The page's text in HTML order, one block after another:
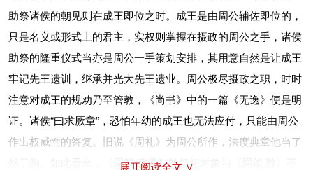
参考资料：
1、王秀梅译注．诗经（下）：雅颂．北京：中华书局，2015：
765-766
2、姜亮夫等．先秦诗鉴赏辞典．上海：上海辞书出版社，
1998：675-676
助祭诸侯的朝见则在成王即位之时。成王是由周公辅佐即位的，
只是名义或形式上的君主，实权则掌握在摄政的周公之手，诸侯
助祭的隆重仪式当亦是周公一手策划安排，其用意自然是让成王
牢记先王遗训，继承并光大先王遗业。周公极尽摄政之职，时时
注意对成王的规劝乃至管教，《尚书》中的一篇《无逸》便是明
证。诸侯“曰求厥章”，恐怕年幼的成王也无法应付，只能由周公
作出权威性的答复。旧说《周礼》为周公所作，法度典章他当了
然于胸。如此看来，《周颂·载见》的祭祀对象与《周颂·雝》不
展开阅读全文 ∨